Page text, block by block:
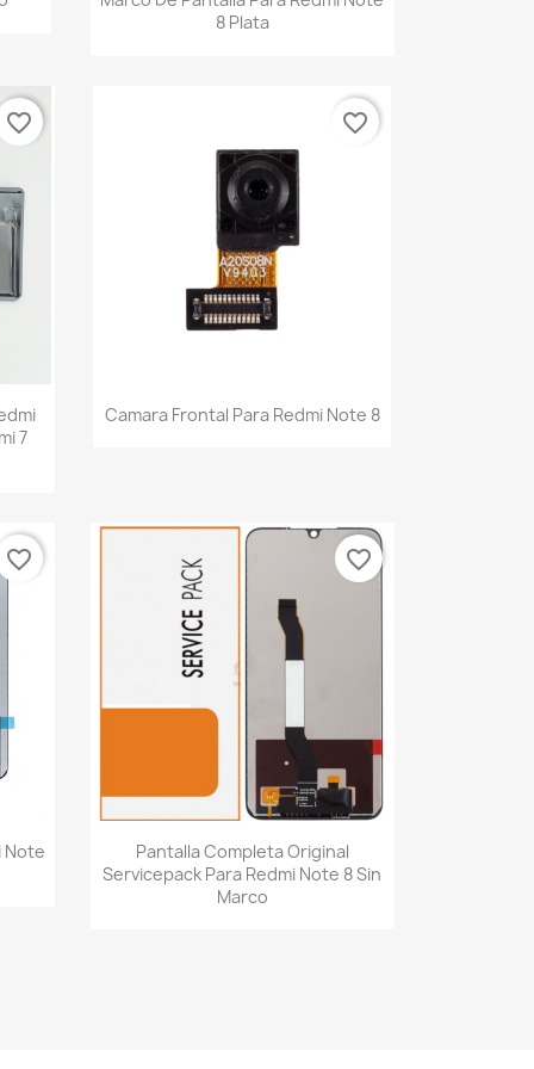
8 Plata
7
favorite_border
Vista rápida
Camara Frontal Para Redmi Note 8
favorite_border
Note
favorite_border
Vista rápida
Pantalla Completa Original
Servicepack Para Redmi Note 8 Sin
Marco
favorite_border